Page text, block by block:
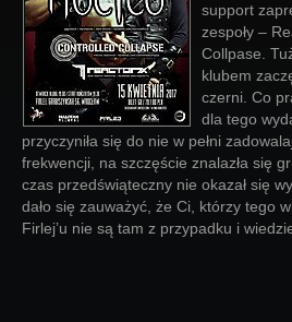
support
zespoły –
Collpase.
klubem
czerni. Co
dla tego
przyczyniła się do nie w pełni
frekwencji, na szczęście znalazła się
czas przedświąteczny nie okazał się
dało się zauważyć, że Ci, którzy tego
Firlej’u nie są tam z przypadku i